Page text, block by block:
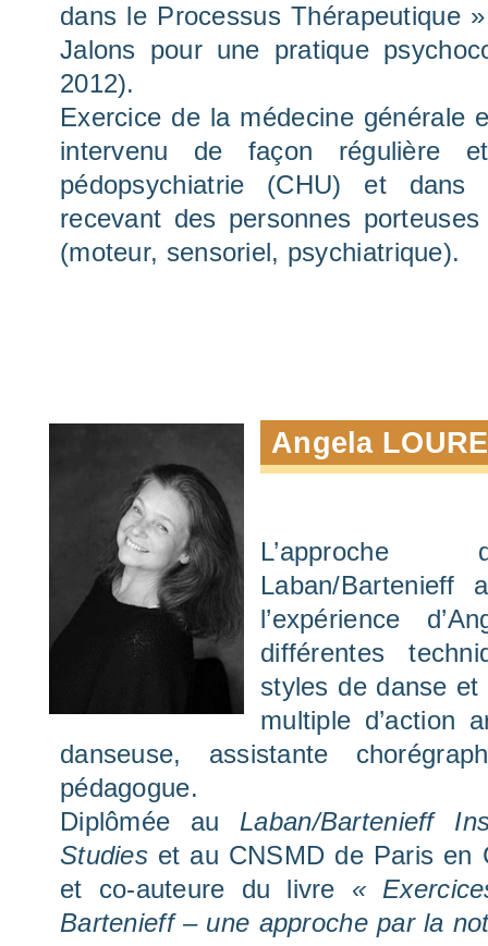
dans le Processus Thérapeutique
Jalons pour une pratique
2012).
Exercice de la médecine générale
intervenu de façon régulière
pédopsychiatrie (CHU) et dans
recevant des personnes
(moteur, sensoriel, psychiatrique).
Angela
L’approche
Laban/
l’expérience
différentes
styles de danse
multiple d’action
danseuse, assistante
pédagogue.
Diplômée au Laban/Bartenieff
Studies et au CNSMD de Paris en
et co-auteure du livre «
Bartenieff – une approche par la